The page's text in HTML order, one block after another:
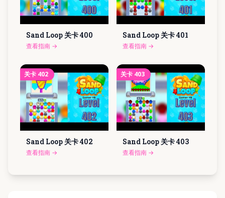
Sand Loop 关卡400
查看指南 →
Sand Loop 关卡401
查看指南 →
关卡 402
Sand Loop 关卡402
查看指南 →
关卡 403
Sand Loop 关卡403
查看指南 →